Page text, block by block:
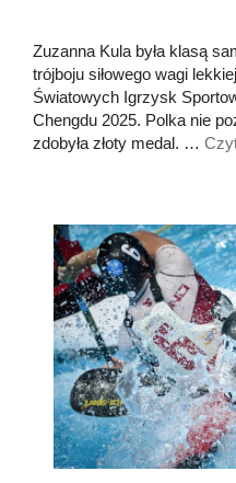
Zuzanna Kula była klasą
trójboju siłowego wagi
Światowych Igrzysk
Chengdu 2025. Polka nie
zdobyła złoty medal. …